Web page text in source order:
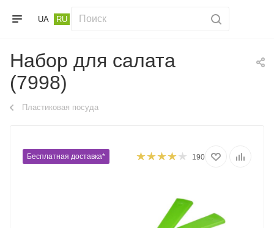
UA RU
Набор для салата
(7998)
Пластиковая посуда
Бесплатная доставка* 190